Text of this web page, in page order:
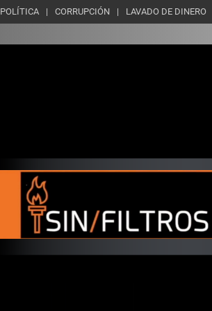
POLÍTICA CORRUPCIÓN LAVADO DE DINERO